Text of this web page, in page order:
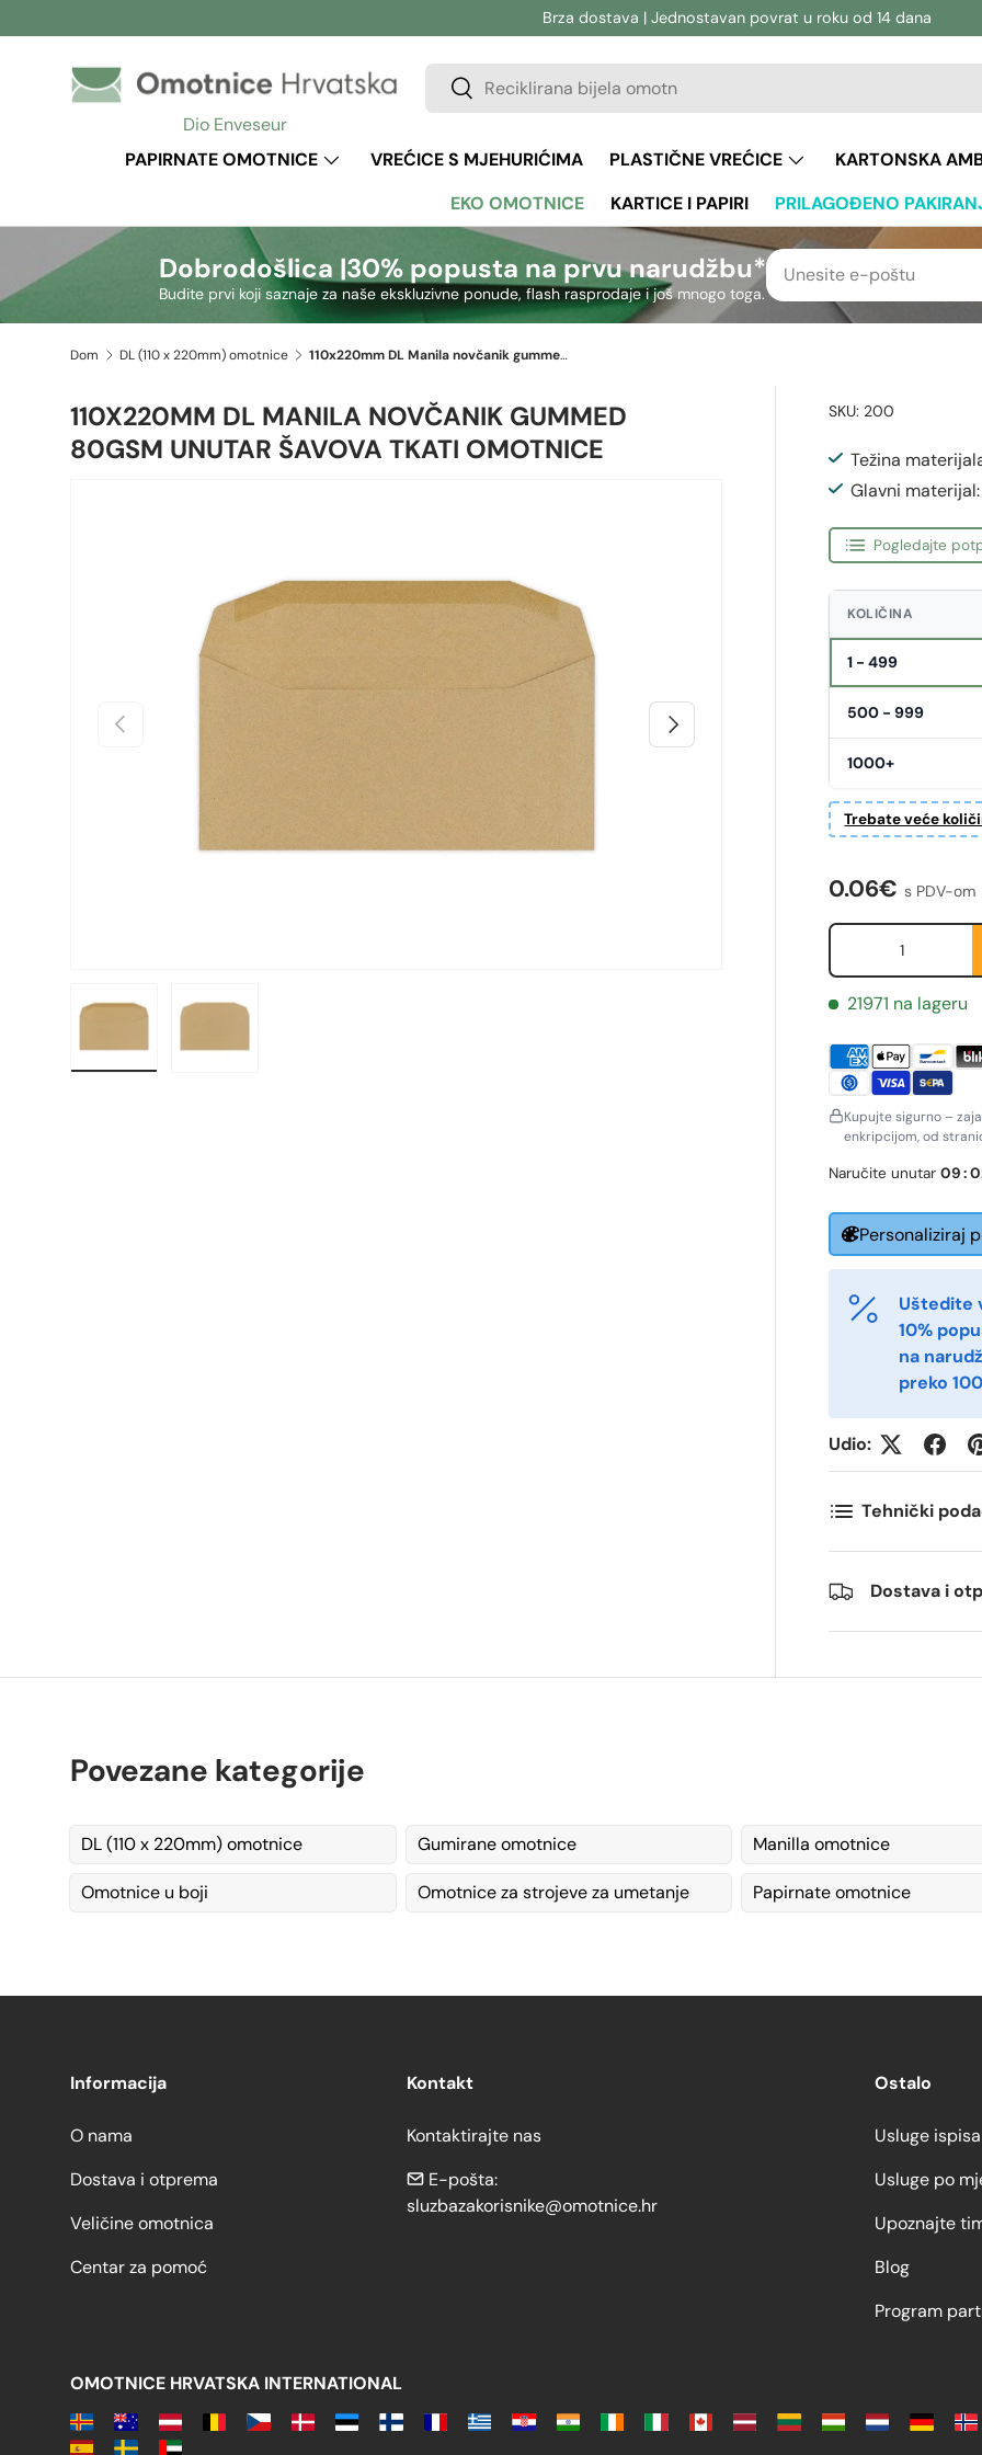
Preskoči na sadržaj
Brza dostava | Jednostavan povrat u roku od 14 dana
Dio Enveseur
Pretraživanje
Pretraživanje
PAPIRNATE OMOTNICE VREĆICE S MJEHURIĆIMA PLASTIČNE VREĆICE KARTONSKA
EKO OMOTNICE
KARTICE I PAPIRI PRILAGOĐENO
Dobrodošlica |30% popusta na prvu narudžbu*
Budite prvi koji saznaje za naše ekskluzivne ponude, flash rasprodaje i još mnogo toga.
Dom DL (110 x 220mm) omotnice 110x220mm DL Manila novčanik gummed 80gsm unutar šavova tkati omotnice
110X220MM DL MANILA NOVČANIK GUMMED
80GSM UNUTAR ŠAVOVA TKATI OMOTNICE
Prethodno Sljedeći
SKU: 200
Težina
Glavni
Pogledajte
KOLIČINA
1 - 499
500 - 999
1000+
Trebate veće
Redovna
0.06€ s PDV-om
Količina
21971 na lageru
Kupujte sigurno –
enkripcijom, od
Naručite unutar 09:
Personaliziraj
Uštedite
10%
na
preko
Udio:
Tehnički
Dostava i
Povezane kategorije
DL (110 x 220mm) omotnice Gumirane omotnice Manilla omotnice
Omotnice u boji Omotnice za strojeve za umetanje Papirnate omotnice
Informacija
O nama
Dostava i otprema
Veličine omotnica
Centar za pomoć
Kontakt
Kontaktirajte nas
E-pošta:
sluzbazakorisnike@omotnice.hr
Ostalo
Usluge ispisa
Usluge po
Upoznajte
Blog
Program
OMOTNICE HRVATSKA INTERNATIONAL